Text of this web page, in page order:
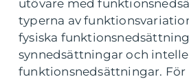
utövare med
typerna av
fysiska
synnedsättningar och
funktionsnedsättningar.